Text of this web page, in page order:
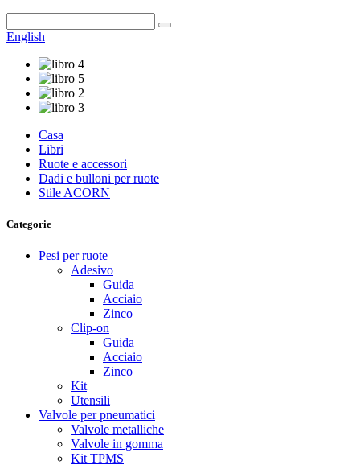
English
Casa
Libri
Ruote e accessori
Dadi e bulloni per ruote
Stile ACORN
Categorie
Pesi per ruote
Adesivo
Guida
Acciaio
Zinco
Clip-on
Guida
Acciaio
Zinco
Kit
Utensili
Valvole per pneumatici
Valvole metalliche
Valvole in gomma
Kit TPMS